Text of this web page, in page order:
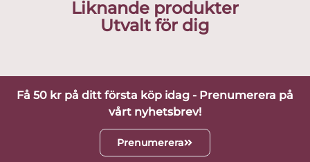
Liknande produkter
Utvalt för dig
Få 50 kr på ditt första köp idag - Prenumerera på
vårt nyhetsbrev!
Prenumerera